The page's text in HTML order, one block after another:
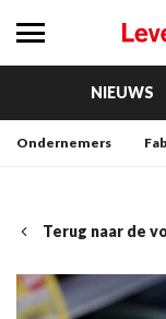
NIEUWS
Ondernemers
Terug naar de